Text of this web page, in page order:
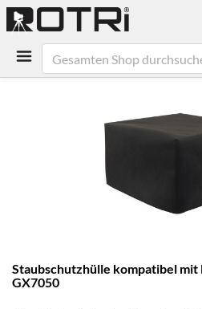
Anfang
der
Staubschutzhülle kompatibel
GX7050